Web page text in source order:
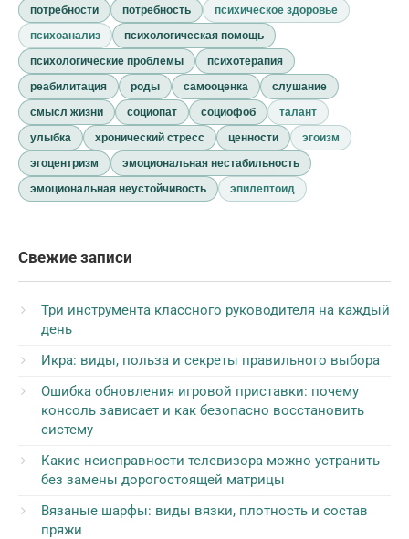
потребности
потребность
психическое здоровье
психоанализ
психологическая помощь
психологические проблемы
психотерапия
реабилитация
роды самооценка
слушание
смысл жизни
социопат социофоб
талант
улыбка
хронический стресс ценности
эгоизм
эгоцентризм
эмоциональная нестабильность
эмоциональная неустойчивость
эпилептоид
Свежие записи
Три инструмента классного руководителя на каждый
день
Икра: виды, польза и секреты правильного выбора
Ошибка обновления игровой приставки: почему
консоль зависает и как безопасно восстановить
систему
Какие неисправности телевизора можно устранить
без замены дорогостоящей матрицы
Вязаные шарфы: виды вязки, плотность и состав
пряжи